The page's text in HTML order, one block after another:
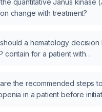
therapy is preferred?
quantitative Janus kinase
change with treatment?
a hematology decision
contain for a patient with
risk according to
International Prognostic
the recommended steps
in a patient before